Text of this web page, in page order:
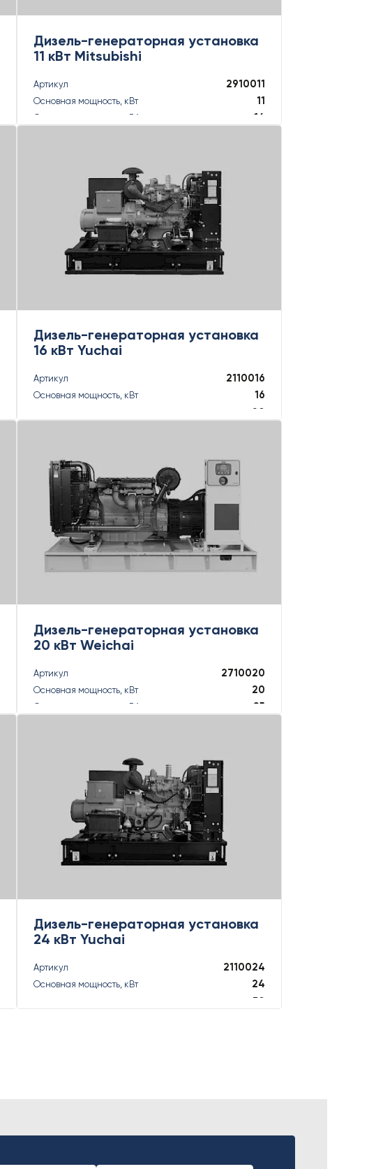
Дизель-генераторная установка
11 кВт Mitsubishi
Артикул 2910011
Основная мощность, кВт 11
Основная мощность, кВА 14
ПОДРОБНЕЕ
Дизель-генераторная установка
16 кВт Yuchai
Артикул 2110016
Основная мощность, кВт 16
20
ПОДРОБНЕЕ
Дизель-генераторная установка
20 кВт Weichai
Артикул 2710020
Основная мощность, кВт 20
Основная мощность, кВА 25
ПОДРОБНЕЕ
Дизель-генераторная установка
24 кВт Yuchai
Артикул 2110024
Основная мощность, кВт 24
30